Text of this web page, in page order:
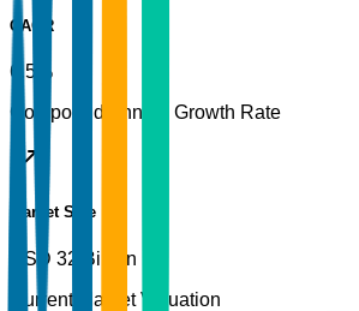
CAGR
6.5%
Compound Annual Growth Rate
Market Size
USD 32 Billion
Current Market Valuation